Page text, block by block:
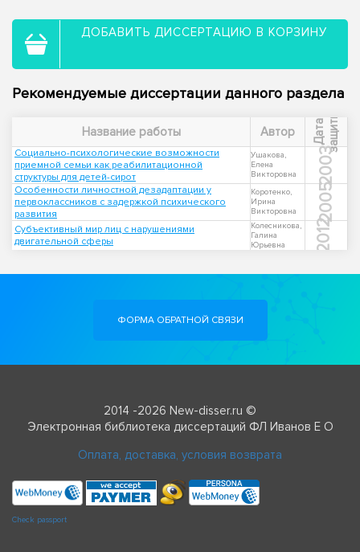
ДОБАВИТЬ ДИССЕРТАЦИЮ В КОРЗИНУ
Рекомендуемые диссертации данного раздела
Название работы Автор Д
а
т
а
з
а
щ
и
т ы
Социально-психологические возможности
приемной семьи как реабилитационной
структуры для детей-сирот
Ушакова,
Елена
Викторовна
2003
Особенности личностной дезадаптации у
первоклассников с задержкой психического
развития
Коротенко,
Ирина
Викторовна
2005
Субъективный мир лиц с нарушениями
двигательной сферы
Колесникова,
Галина
Юрьевна
2012
ФОРМА ОБРАТНОЙ СВЯЗИ
2014 -2026 New-disser.ru ©
Электронная библиотека диссертаций ФЛ Иванов Е О
Оплата, доставка, условия возврата
Check passport